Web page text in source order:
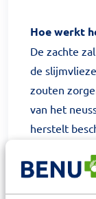
Hoe werkt
De zachte
de
zouten
van het
herstelt